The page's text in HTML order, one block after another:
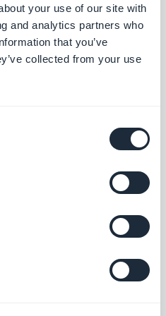
your use of our site with
and analytics partners who
that you’ve
collected from your use
le contenu que
Vimeo dans votre
avec l’intégration
synchronisation en temps
personnalisé grâce à